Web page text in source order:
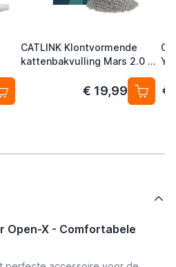
CATLINK Klontvormende
kattenbakvulling Mars 2.0 -
€ 19,99 €
Open-X - Comfortabele